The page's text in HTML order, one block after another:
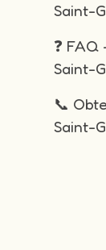
Saint-
❓
Saint-
📞
Saint-